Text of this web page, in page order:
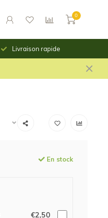
0
Livraison rapide
En stock
€2,50